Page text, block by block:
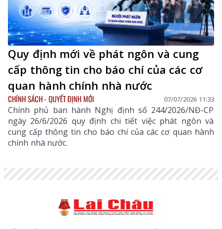
Quy định mới về phát ngôn và cung
cấp thông tin cho báo chí của các cơ
quan hành chính nhà nước
CHÍNH SÁCH - QUYẾT ĐỊNH MỚI 07/07/2026 11:33
Chính phủ ban hành Nghị định số 244/2026/NĐ-CP
ngày 26/6/2026 quy định chi tiết việc phát ngôn và
cung cấp thông tin cho báo chí của các cơ quan hành
chính nhà nước.